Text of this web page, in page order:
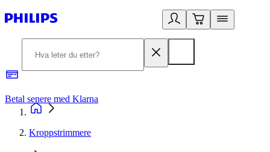
Betal senere med Klarna
Kroppstrimmere